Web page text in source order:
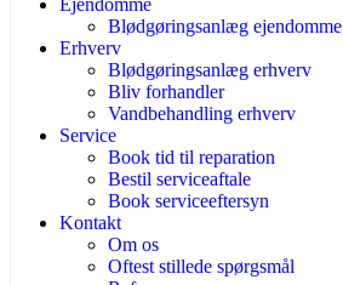
Ejendomme
Blødgøringsanlæg ejendomme
Erhverv
Blødgøringsanlæg erhverv
Bliv forhandler
Vandbehandling erhverv
Service
Book tid til reparation
Bestil serviceaftale
Book serviceeftersyn
Kontakt
Om os
Oftest stillede spørgsmål